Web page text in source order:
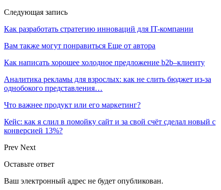
Следующая запись
Как разработать стратегию инноваций для IT-компании
Вам также могут понравиться Еще от автора
Как написать хорошее холодное предложение b2b–клиенту
Аналитика рекламы для взрослых: как не слить бюджет из-за
однобокого представления…
Что важнее продукт или его маркетинг?
Кейс: как я слил в помойку сайт и за свой счёт сделал новый с
конверсией 13%?
Prev Next
Оставьте ответ
Ваш электронный адрес не будет опубликован.